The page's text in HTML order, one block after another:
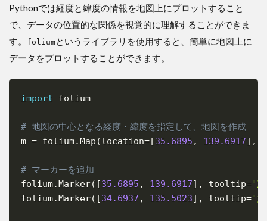
Pythonでは経度と緯度の情報を地図上にプロットすること
で、データの位置的な関係を視覚的に理解することができま
す。
foliumというライブラリを使用すると、簡単に地図上に
データをプロットすることができます。
import folium
# 地図の中心となる経度・緯度を指定して、地図を作成
m = folium.Map (location=[35.6895 , 139.6917] ,
# マーカーを追加
folium.Marker( [35.6895 , 139.6917] , tooltip='
folium.Marker( [34.6937 , 135.5023] , tooltip='